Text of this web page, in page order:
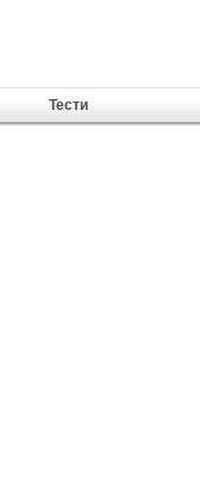
Тести